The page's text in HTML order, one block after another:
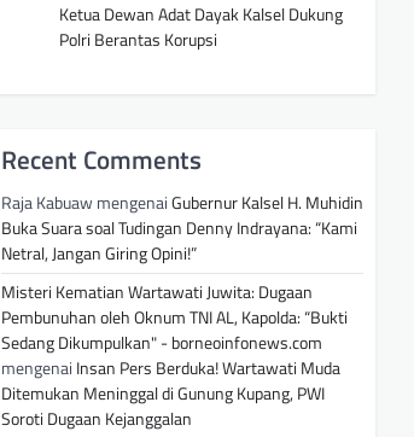
Ketua Dewan Adat Dayak Kalsel Dukung
Polri Berantas Korupsi
Recent Comments
Raja Kabuaw mengenaiGubernur Kalsel H. Muhidin
Buka Suara soal Tudingan Denny Indrayana: “Kami
Netral, Jangan Giring Opini!”
Misteri Kematian Wartawati Juwita: Dugaan
Pembunuhan oleh Oknum TNI AL, Kapolda: “Bukti
Sedang Dikumpulkan" - borneoinfonews.com
mengenai Insan Pers Berduka! Wartawati Muda
Ditemukan Meninggal di Gunung Kupang, PWI
Soroti Dugaan Kejanggalan